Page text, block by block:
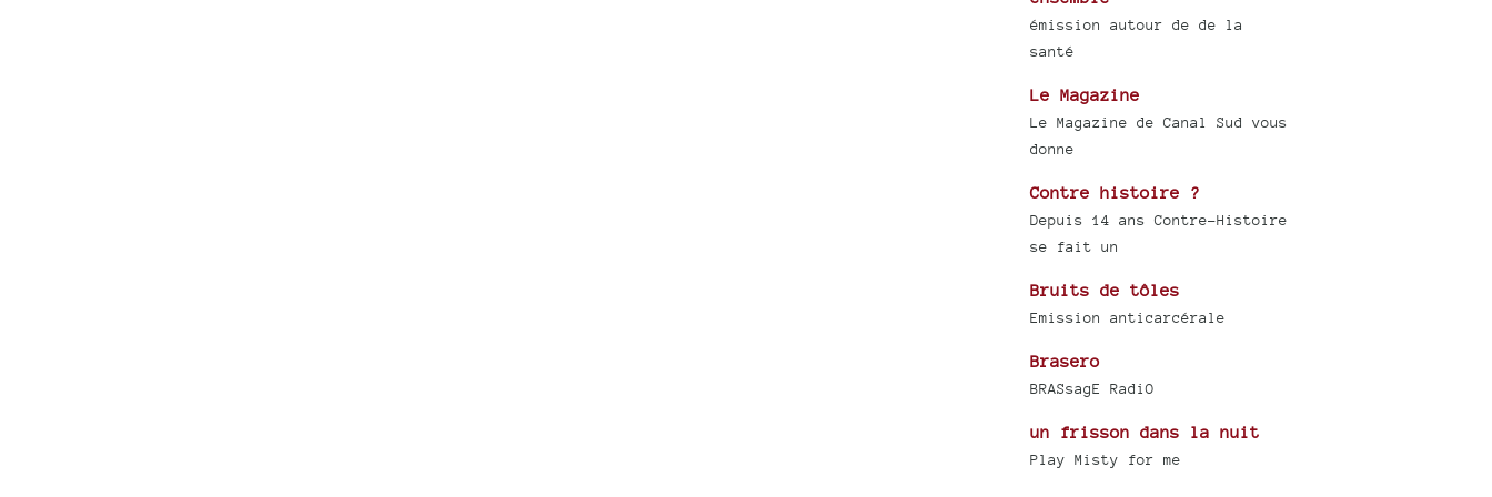
émission autour de de la
santé
Le Magazine
Le Magazine de Canal Sud vous
donne
Contre histoire ?
Depuis 14 ans Contre-Histoire
se fait un
Bruits de tôles
Emission anticarcérale
Brasero
BRASsagE RadiO
un frisson dans la nuit
Play Misty for me